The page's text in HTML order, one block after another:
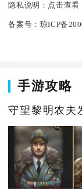
隐私说明： 点击查看
备案号： 琼ICP备
手游攻略
守望黎明农夫